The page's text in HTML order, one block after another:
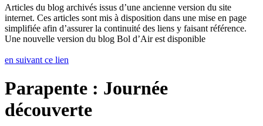
Articles du blog archivés issus d’une ancienne version du site
internet. Ces articles sont mis à disposition dans une mise en page
simplifiée afin d’assurer la continuité des liens y faisant référence.
Une nouvelle version du blog Bol d’Air est disponible
en suivant ce lien
Parapente : Journée
découverte